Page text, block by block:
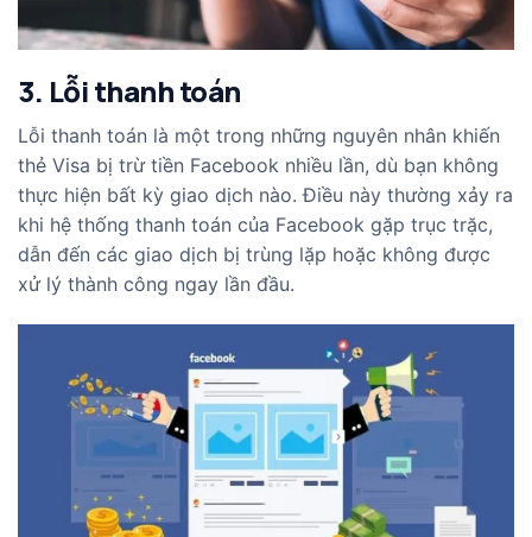
3. Lỗi thanh toán
Lỗi thanh toán là một trong những nguyên nhân khiến
thẻ Visa bị trừ tiền Facebook nhiều lần, dù bạn không
thực hiện bất kỳ giao dịch nào. Điều này thường xảy ra
khi hệ thống thanh toán của Facebook gặp trục trặc,
dẫn đến các giao dịch bị trùng lặp hoặc không được
xử lý thành công ngay lần đầu.